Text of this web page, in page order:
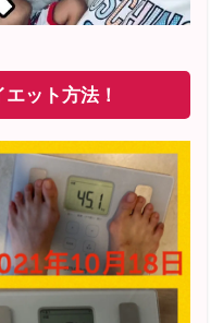
ット方法！